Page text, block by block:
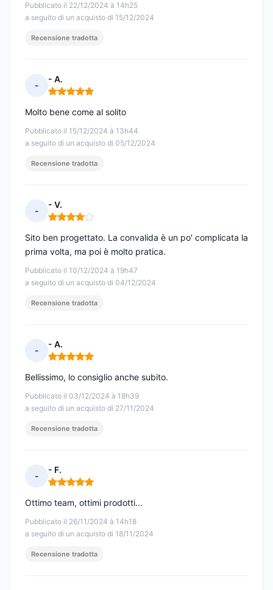
Pubblicato il 22/12/2024 à 14h25
a seguito di un acquisto di 15/12/2024
Recensione tradotta
-
- A.
Nota: 5 su 5
Pubblicato il 15/12/2024 à 13h44
a seguito di un acquisto di 05/12/2024
Molto bene come al solito
Recensione tradotta
-
- V.
Nota: 4 su 5
Pubblicato il 10/12/2024 à 19h47
a seguito di un acquisto di 04/12/2024
Sito ben progettato. La convalida è un po' complicata la
prima volta, ma poi è molto pratica.
Recensione tradotta
-
- A.
Nota: 5 su 5
Pubblicato il 03/12/2024 à 18h39
a seguito di un acquisto di 27/11/2024
Bellissimo, lo consiglio anche subito.
Recensione tradotta
-
- F.
Nota: 5 su 5
Pubblicato il 26/11/2024 à 14h18
a seguito di un acquisto di 18/11/2024
Ottimo team, ottimi prodotti...
Recensione tradotta